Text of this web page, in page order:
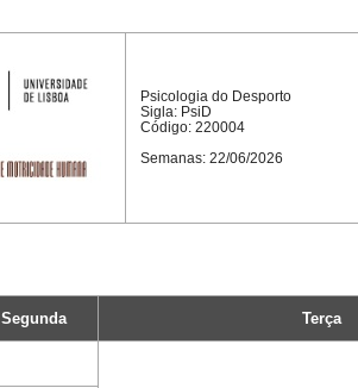
Psicologia do Desporto
Sigla: PsiD
Código: 220004
Semanas: 22/06/2026
Segunda Terça